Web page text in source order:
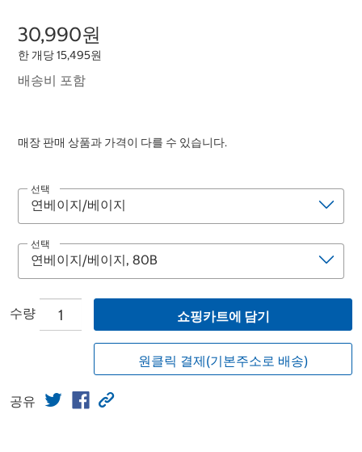
30,990원
한 개당 15,495원
배송비 포함
매장 판매 상품과 가격이 다를 수 있습니다.
선택
선택
수량 쇼핑카트에 담기
원클릭 결제(기본주소로 배송)
공유